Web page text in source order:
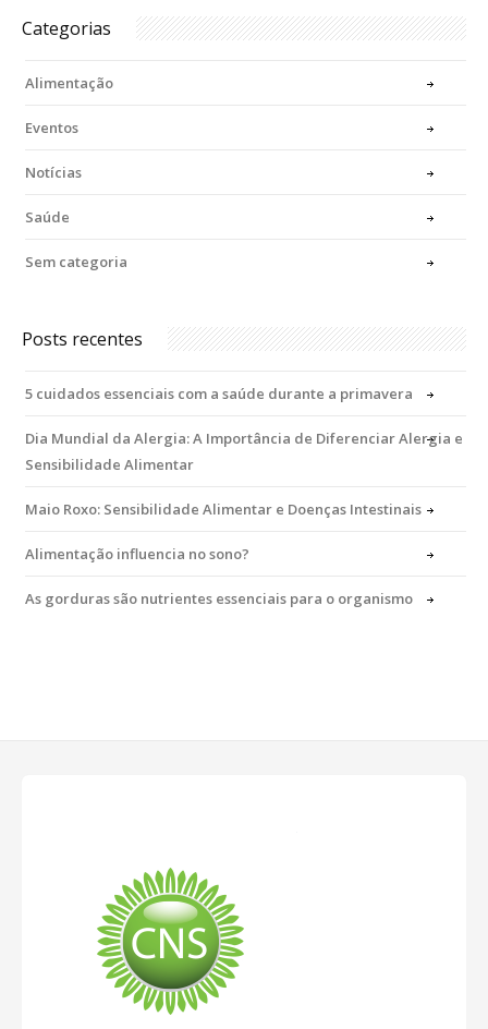
Categorias
Alimentação
Eventos
Notícias
Saúde
Sem categoria
Posts recentes
5 cuidados essenciais com a saúde durante a primavera
Dia Mundial da Alergia: A Importância de Diferenciar Alergia e
Sensibilidade Alimentar
Maio Roxo: Sensibilidade Alimentar e Doenças Intestinais
Alimentação influencia no sono?
As gorduras são nutrientes essenciais para o organismo